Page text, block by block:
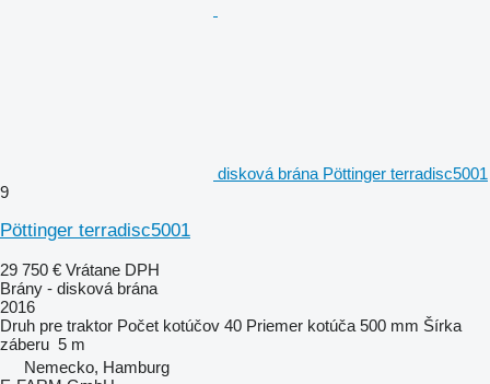
disková brána Pöttinger terradisc5001
9
Pöttinger terradisc5001
29 750 € Vrátane DPH
Brány - disková brána
2016
Druh pre traktor Počet kotúčov 40 Priemer kotúča 500 mm Šírka
záberu 5 m
Nemecko, Hamburg